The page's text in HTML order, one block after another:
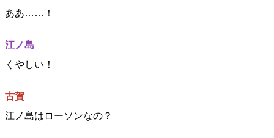
ああ……！
江ノ島
くやしい！
古賀
江ノ島はローソンなの？